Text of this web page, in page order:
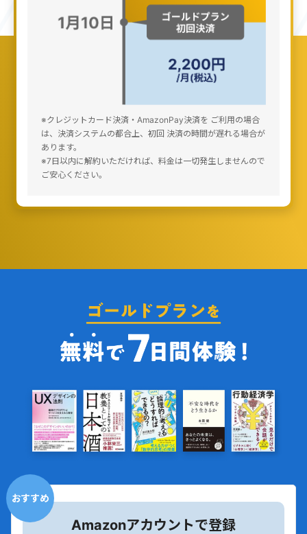
※クレジットカード決済・AmazonPay決済を ご利用の場合
は、決済システムの都合上、初回 決済の時間が遅れる場合が
あります。
※7日以内に解約いただければ、料金は一切発生しませんので
ご安心ください。
おすすめ
Amazonアカウントで登録